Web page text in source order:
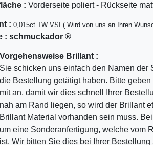
: Vorderseite poliert - Rückseite
: 0,015ct TW VSI ( Wird von uns an Ihren
: schmuckador ®
Vorgehensweise Brillant :
Sie schicken uns einfach den Namen der
die Bestellung getätigt haben. Bitte
mit an, damit wir dies schnell Ihrer
nah am Rand liegen, so wird der Brillant
Brillant Material vorhanden sein muss.
um eine Sonderanfertigung, welche vom
ist. Wir bitten Sie dies bei Ihrer Bestellung